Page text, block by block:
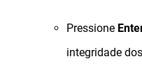
Pressione
integridade